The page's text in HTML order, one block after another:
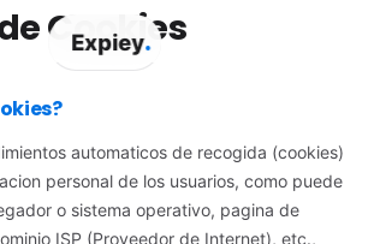
Expiey.
Cookies
automaticos de recogida (cookies)
personal de los usuarios, como puede
o sistema operativo, pagina de
ISP (Proveedor de Internet), etc.,